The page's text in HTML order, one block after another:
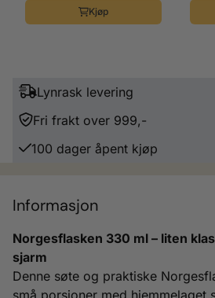
Kjøp
Lynrask levering
Fri frakt over 999,-
100 dager åpent kjøp
Informasjon
Norgesflasken 330 ml – liten
sjarm
Denne søte og praktiske